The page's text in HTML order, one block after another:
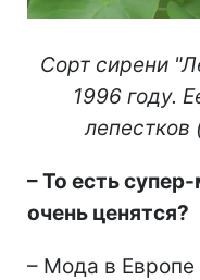
Сорт сирени
1996 году.
лепестков
– То есть
очень ценятся?
– Мода в Европе